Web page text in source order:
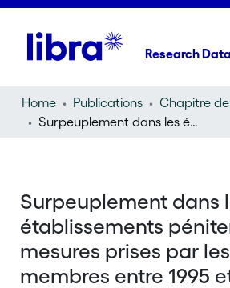
Research Data
Home Publications
Surpeuplement dans les établissements pénitentiaires: mesures prises par les états membres entre 1995 et 1997 et mesures envisagées pour le futur / Overcrowding in penal institutions: measures taken by members states between 1995 and 1997 and measures planned for the future
Surpeuplement dans
établissements
mesures prises par
membres entre 1995